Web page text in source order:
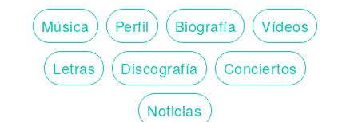
Música Perfil Biografía Vídeos
Letras Discografía Conciertos
Noticias